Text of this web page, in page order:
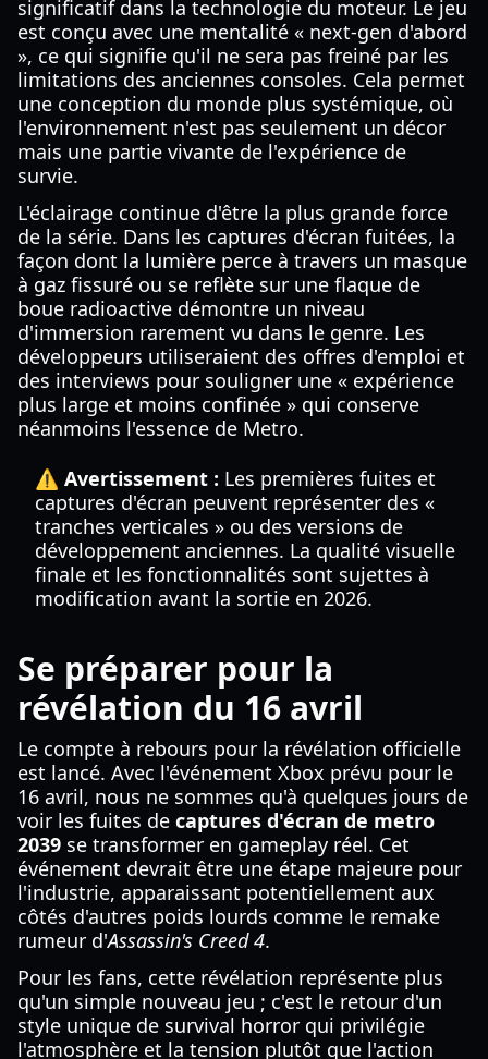
significatif dans la technologie du moteur. Le jeu
est conçu avec une mentalité « next-gen d'abord
», ce qui signifie qu'il ne sera pas freiné par les
limitations des anciennes consoles. Cela permet
une conception du monde plus systémique, où
l'environnement n'est pas seulement un décor
mais une partie vivante de l'expérience de
survie.
L'éclairage continue d'être la plus grande force
de la série. Dans les captures d'écran fuitées, la
façon dont la lumière perce à travers un masque
à gaz fissuré ou se reflète sur une flaque de
boue radioactive démontre un niveau
d'immersion rarement vu dans le genre. Les
développeurs utiliseraient des offres d'emploi et
des interviews pour souligner une « expérience
plus large et moins confinée » qui conserve
néanmoins l'essence de Metro.
⚠️ Avertissement : Les premières fuites et
captures d'écran peuvent représenter des «
tranches verticales » ou des versions de
développement anciennes. La qualité visuelle
finale et les fonctionnalités sont sujettes à
modification avant la sortie en 2026.
Se préparer pour la
révélation du 16 avril
Le compte à rebours pour la révélation officielle
est lancé. Avec l'événement Xbox prévu pour le
16 avril, nous ne sommes qu'à quelques jours de
voir les fuites de captures d'écran de metro
2039 se transformer en gameplay réel. Cet
événement devrait être une étape majeure pour
l'industrie, apparaissant potentiellement aux
côtés d'autres poids lourds comme le remake
rumeur d'Assassin's Creed 4.
Pour les fans, cette révélation représente plus
qu'un simple nouveau jeu ; c'est le retour d'un
style unique de survival horror qui privilégie
l'atmosphère et la tension plutôt que l'action